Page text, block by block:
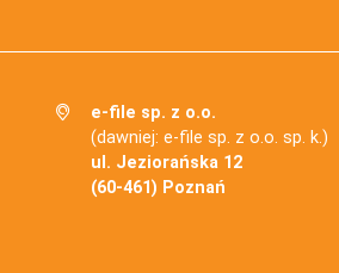
e-file sp. z o.o.
(dawniej: e-file sp. z o.o. sp. k.)
ul. Jeziorańska 12
(60-461) Poznań